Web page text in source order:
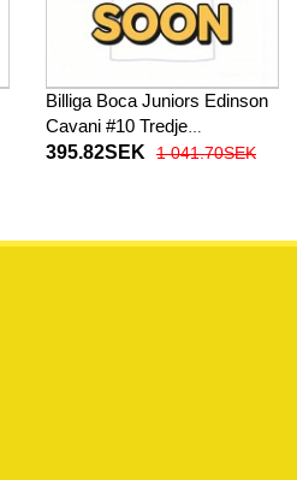
Billiga Boca Juniors Edinson
Cavani #10 Tredje
fotbollskläder 2025-26
395.82SEK 1 041.70SEK